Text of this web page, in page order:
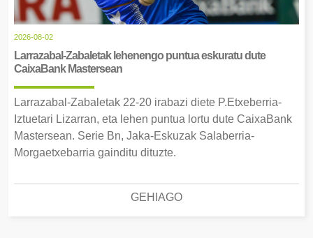
2026-08-02
Larrazabal-Zabaletak lehenengo puntua eskuratu dute
CaixaBank Mastersean
Larrazabal-Zabaletak 22-20 irabazi diete P.Etxeberria-
Iztuetari Lizarran, eta lehen puntua lortu dute CaixaBank
Mastersean. Serie Bn, Jaka-Eskuzak Salaberria-
Morgaetxebarria gainditu dituzte.
GEHIAGO